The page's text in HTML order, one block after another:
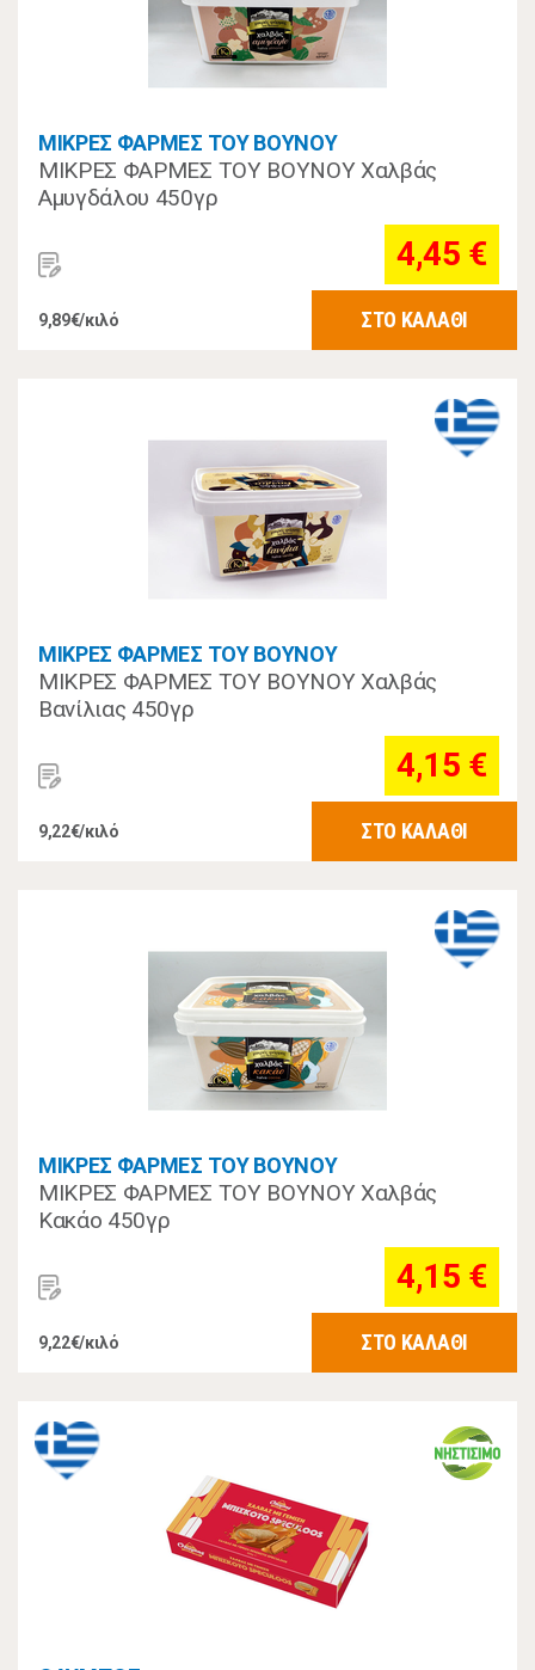
ΜΙΚΡΕΣ ΦΑΡΜΕΣ ΤΟΥ ΒΟΥΝΟΥ
ΜΙΚΡΕΣ ΦΑΡΜΕΣ ΤΟΥ ΒΟΥΝΟΥ Χαλβάς
Αμυγδάλου 450γρ
4,45 €
9,89€/κιλό ΣΤΟ ΚΑΛΑΘΙ
ΜΙΚΡΕΣ ΦΑΡΜΕΣ ΤΟΥ ΒΟΥΝΟΥ
ΜΙΚΡΕΣ ΦΑΡΜΕΣ ΤΟΥ ΒΟΥΝΟΥ Χαλβάς
Βανίλιας 450γρ
4,15 €
9,22€/κιλό ΣΤΟ ΚΑΛΑΘΙ
ΜΙΚΡΕΣ ΦΑΡΜΕΣ ΤΟΥ ΒΟΥΝΟΥ
ΜΙΚΡΕΣ ΦΑΡΜΕΣ ΤΟΥ ΒΟΥΝΟΥ Χαλβάς
Κακάο 450γρ
4,15 €
9,22€/κιλό ΣΤΟ ΚΑΛΑΘΙ